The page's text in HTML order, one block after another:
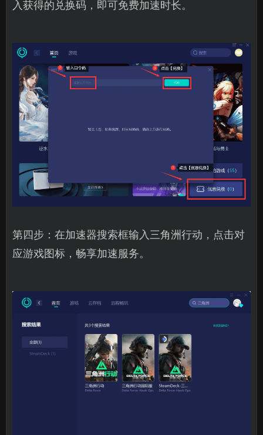
入获得的兑换码，即可免费加速时长。
第四步：在加速器搜索框输入三角洲行动，点击对
应游戏图标，畅享加速服务。